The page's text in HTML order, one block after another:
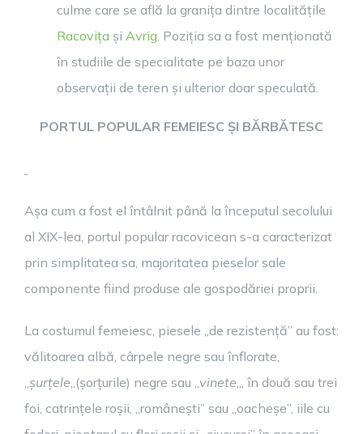
culme care se află la granița dintre localitățile
Racovița și Avrig . Poziția sa a fost menționată
în studiile de specialitate pe baza unor
observații de teren și ulterior doar speculată.
PORTUL POPULAR FEMEIESC ȘI BĂRBĂTESC
Așa cum a fost el întâlnit până la începutul secolului
al XIX-lea, portul popular racovicean s-a caracterizat
prin simplitatea sa, majoritatea pieselor sale
componente fiind produse ale gospodăriei proprii.
La costumul femeiesc, piesele „de rezistență” au fost:
vălitoarea albă, cârpele negre sau înflorate,
șurțele „(șorțurile) negre sau „ vinete „, în două sau trei
foi, catrințele roșii, „românești” sau „oacheșe”, iile cu